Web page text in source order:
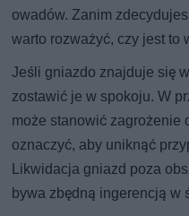
owadów. Zanim
warto rozważyć, czy jest to
Jeśli gniazdo znajduje się
zostawić je w spokoju. W
może stanowić zagrożenie
oznaczyć, aby uniknąć
Likwidacja gniazd poza
bywa zbędną ingerencją w